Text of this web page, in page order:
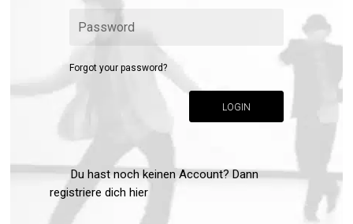
Forgot your password?
LOGIN
Du hast noch keinen Account? Dann
registriere dich hier